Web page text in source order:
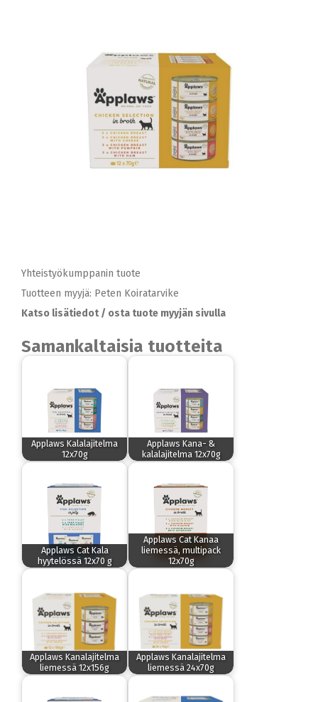
Yhteistyökumppanin tuote
Tuotteen myyjä: Peten Koiratarvike
Katso lisätiedot / osta tuote myyjän sivulla
Samankaltaisia tuotteita
Applaws Kalalajitelma
12x70g
Applaws Kana- &
kalalajitelma 12x70g
Applaws Cat Kala
hyytelössä 12x70 g
Applaws Cat Kanaa
liemessä, multipack
12x70g
Applaws Kanalajitelma
liemessä 12x156g
Applaws Kanalajitelma
liemessä 24x70g